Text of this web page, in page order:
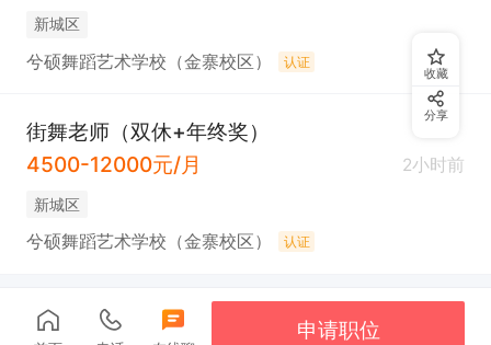
新城区
兮硕舞蹈艺术学校（金寨校区） 认证
街舞老师（双休+年终奖）
4500-12000元/月
2小时前
新城区
兮硕舞蹈艺术学校（金寨校区） 认证
收藏
分享
申请职位